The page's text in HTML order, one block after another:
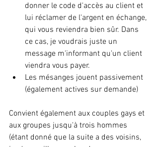
donner le code d'accès au client et
lui réclamer de l'argent en échange,
qui vous reviendra bien sûr. Dans
ce cas, je voudrais juste un
message m'informant qu'un client
viendra vous payer.
Les mésanges jouent passivement
(également actives sur demande)
Convient également aux couples gays et
aux groupes jusqu'à trois hommes
(étant donné que la suite a des voisins,